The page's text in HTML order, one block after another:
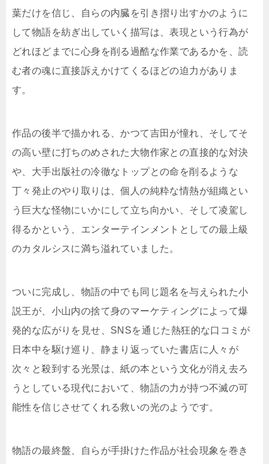
葉だけを信じ、自らの内臓を引き摺り出すかのように
して物語を紡ぎ出していく描写は、表現という行為が
どれほどまでに心身を削る過酷な作業であるかを、読
む者の魂に直接訴えかけてくるほどの迫力がありま
す。
作品の後半で描かれる、かつて吉田が憧れ、そしてそ
の高い壁に打ちのめされた大物作家との直接的な対決
や、大手出版社の冷徹なトップとの命を削るような
丁々発止のやり取りは、個人の純粋な情熱が組織とい
う巨大な怪物にいかにして立ち向かい、そして凌駕し
得るかという、エンターテインメントとしての最上級
のカタルシスに満ち溢れていました。
ついに完成し、物語の中でも同じ題名を与えられた小
説王が、小山内の捨て身のマーケティングによって爆
発的な広がりを見せ、SNSを通じた熱狂的な口コミが
日本中を駆け巡り、静まり返っていた書店に人々が
次々と殺到する光景は、紙の本という文化が消え去ろ
うとしている現代において、物語の力が持つ不滅の可
能性を信じさせてくれる救いの光のようです。
物語の最終盤、自らが手掛けた作品が社会現象を巻き